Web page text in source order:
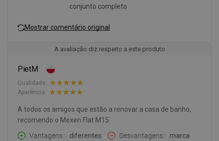
conjunto completo
Mostrar comentário original
A avaliação diz respeito a este produto
PietM
Qualidade:
Aparência:
A todos os amigos que estão a renovar a casa de banho,
recomendo o Mexen Flat M15.
Vantagens:
diferentes
Desvantagens:
marca